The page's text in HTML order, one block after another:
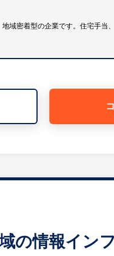
た設計対応と、顧客の趣
企画・研究開発に日々チャレ
技術力によって、住宅施
域密着型の企業です。住宅手当
の情報イン